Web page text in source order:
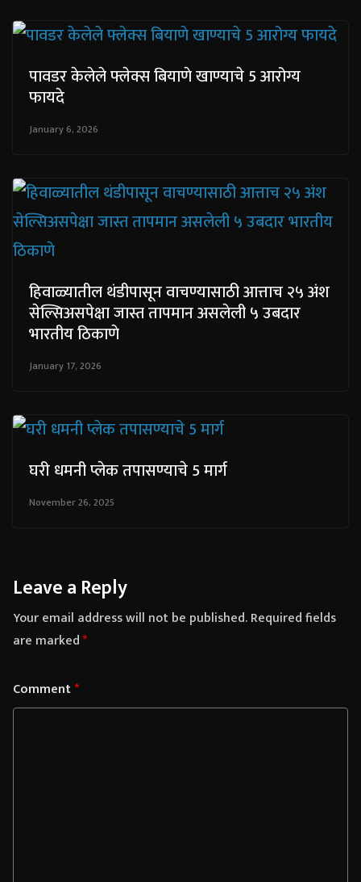
पावडर केलेले फ्लेक्स बियाणे खाण्याचे 5 आरोग्य
फायदे
January 6, 2026
हिवाळ्यातील थंडीपासून वाचण्यासाठी आत्ताच २५ अंश
सेल्सिअसपेक्षा जास्त तापमान असलेली ५ उबदार
भारतीय ठिकाणे
January 17, 2026
घरी धमनी प्लेक तपासण्याचे 5 मार्ग
November 26, 2025
Leave a Reply
Your email address will not be published.Required fields
are marked*
Comment*